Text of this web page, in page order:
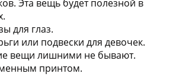
Эта вещь будет полезной в
для глаз.
или подвески для девочек.
вещи лишними не бывают.
принтом.